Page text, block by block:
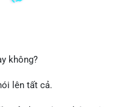
thể xảy ra.
tư nhỏ lẻ: Quan sát dòng
nên sử dụng đòn bẩy
#tichluydaihan
không?
lên tất cả.